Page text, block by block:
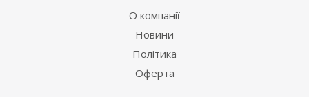
О компанії
Новини
Політика
Оферта